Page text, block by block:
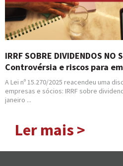
IRRF SOBRE DIVIDENDOS NO
Controvérsia e riscos para
A Lei nº 15.270/2025 reacendeu uma
empresas e sócios: IRRF sobre
janeiro ...
Ler mais >